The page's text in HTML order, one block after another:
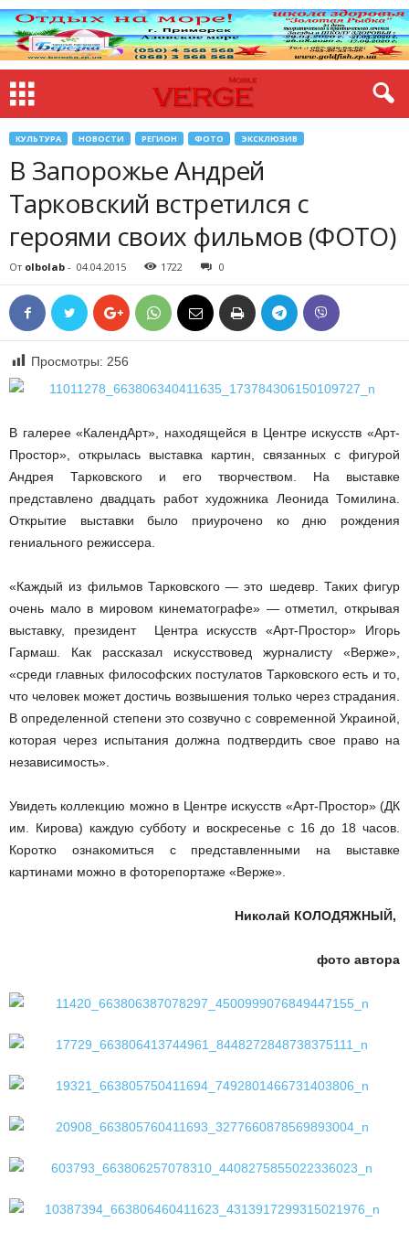
КУЛЬТУРА НОВОСТИ РЕГИОН ФОТО ЭКСКЛЮЗИВ
В Запорожье Андрей
Тарковский встретился с
героями своих фильмов (ФОТО)
От olbolab - 04.04.2015 1722 0
Просмотры: 256
В галерее «КалендАрт», находящейся в Центре искусств «Арт-
Простор», открылась выставка картин, связанных с фигурой
Андрея Тарковского и его творчеством. На выставке
представлено двадцать работ художника Леонида Томилина.
Открытие выставки было приурочено ко дню рождения
гениального режиссера.
«Каждый из фильмов Тарковского — это шедевр. Таких фигур
очень мало в мировом кинематографе» — отметил, открывая
выставку, президент Центра искусств «Арт-Простор» Игорь
Гармаш. Как рассказал искусствовед журналисту «Верже»,
«среди главных философских постулатов Тарковского есть и то,
что человек может достичь возвышения только через страдания.
В определенной степени это созвучно с современной Украиной,
которая через испытания должна подтвердить свое право на
независимость».
Увидеть коллекцию можно в Центре искусств «Арт-Простор» (ДК
им. Кирова) каждую субботу и воскресенье с 16 до 18 часов.
Коротко ознакомиться с представленными на выставке
картинами можно в фоторепортаже «Верже».
Николай КОЛОДЯЖНЫЙ,
фото автора